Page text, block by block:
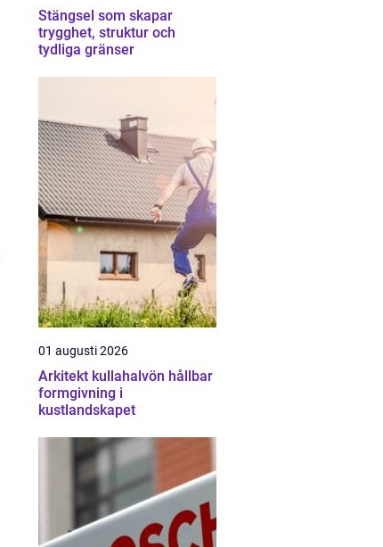
Stängsel som skapar
trygghet, struktur och
tydliga gränser
01 augusti 2026
Arkitekt kullahalvön hållbar
formgivning i
kustlandskapet